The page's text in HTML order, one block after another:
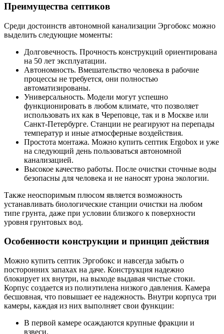
Преимущества септиков
Среди достоинств автономной канализации Эргобокс можно
выделить следующие моменты:
Долговечность. Прочность конструкций ориентирована
на 50 лет эксплуатации.
Автономность. Вмешательство человека в рабочие
процессы не требуется, они полностью
автоматизированы.
Универсальность. Модели могут успешно
функционировать в любом климате, что позволяет
использовать их как в Череповце, так и в Москве или
Санкт-Петербурге. Станции не реагируют на перепады
температур и иные атмосферные воздействия.
Простота монтажа. Можно купить септик Ergobox и уже
на следующий день пользоваться автономной
канализацией.
Высокое качество работы. После очистки сточные воды
безопасны для человека и не наносят урона экологии.
Также неоспоримым плюсом является возможность
устанавливать биологические станции очистки на любом
типе грунта, даже при условии близкого к поверхности
уровня грунтовых вод.
Особенности конструкции и принцип действия
Можно купить септик Эргобокс и навсегда забыть о
посторонних запахах на даче. Конструкция надежно
блокирует их внутри, на выходе выдавая чистые стоки.
Корпус создается из полиэтилена низкого давления. Камера
бесшовная, что повышает ее надежность. Внутри корпуса три
камеры, каждая из них выполняет свои функции:
В первой камере осаждаются крупные фракции и
взвеси.